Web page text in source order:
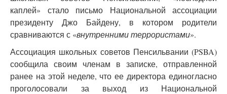
каплей» стало письмо Национальной ассоциации
президенту Джо Байдену, в котором родители
сравниваются с «внутренними террористами».
Ассоциация школьных советов Пенсильвании (PSBA)
сообщила своим членам в записке, отправленной
ранее на этой неделе, что ее директора единогласно
проголосовали за выход из Национальной